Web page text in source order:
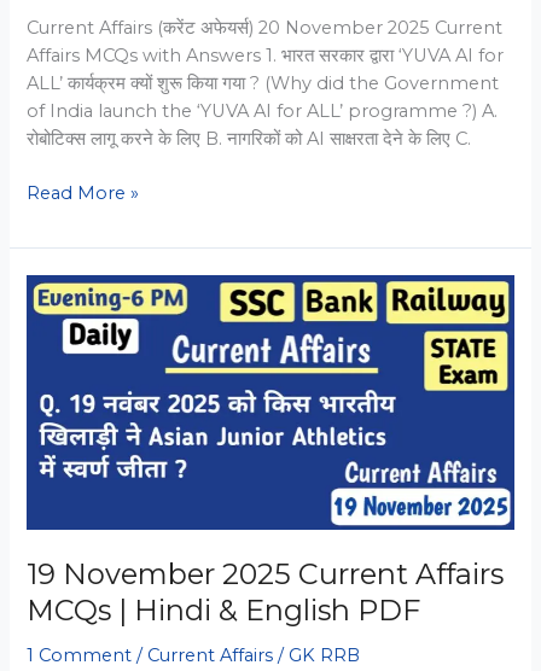
Current Affairs (करेंट अफेयर्स) 20 November 2025 Current
Affairs MCQs with Answers 1. भारत सरकार द्वारा ‘YUVA AI for
ALL’ कार्यक्रम क्यों शुरू किया गया ? (Why did the Government
of India launch the ‘YUVA AI for ALL’ programme ?) A.
रोबोटिक्स लागू करने के लिए B. नागरिकों को AI साक्षरता देने के लिए C.
20
2025
Current
Affairs
MCQs
with
Read More »
19 November 2025 Current Affairs
MCQs | Hindi & English PDF
1 Comment / Current Affairs / GK RRB